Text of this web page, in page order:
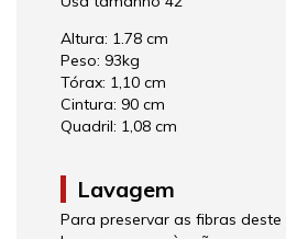
Altura: 1.78 cm
Peso: 93kg
Tórax: 1,10 cm
Cintura: 90 cm
Quadril: 1,08 cm
Lavagem
Para preservar as fibras